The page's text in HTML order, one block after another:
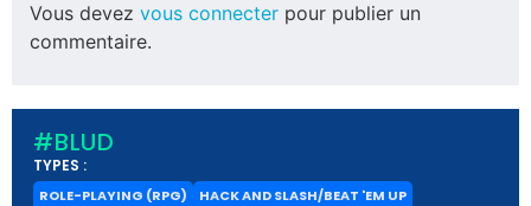
Vous devez vous connecter pour publier un
commentaire.
#BLUD
TYPES :
ROLE-PLAYING (RPG)
HACK AND SLASH/BEAT 'EM UP